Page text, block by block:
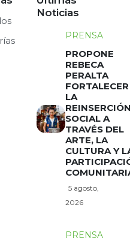
Noticias
PRENSA
PROPONE
REBECA
PERALTA
FORTALECER
LA
SOCIAL A
TRAVÉS DEL
ARTE, LA
CULTURA Y
5 agosto,
2026
PRENSA